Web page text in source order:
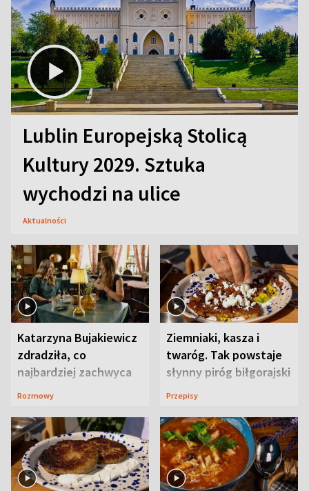
Lublin Europejską Stolicą
Kultury 2029. Sztuka
wychodzi na ulice
Aktualności
Katarzyna Bujakiewicz
zdradziła, co
najbardziej zachwyca
ją w Lublinie
Rozmowy
Ziemniaki, kasza i
twaróg. Tak powstaje
słynny piróg biłgorajski
Przepisy